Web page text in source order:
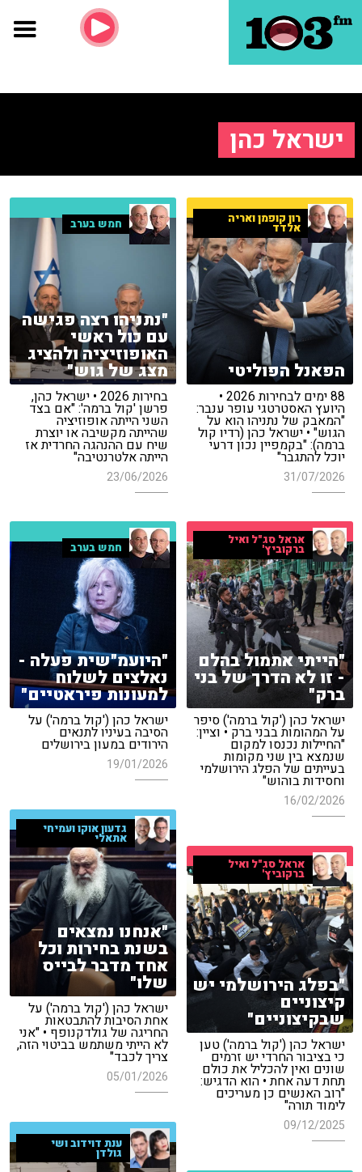
ישראל כהן
רון קופמן ואריה
אלדד
הפאנל הפוליטי
88 ימים לבחירות 2026 •
היועץ האסטרטגי עופר ענבר:
"המאבק של נתניהו הוא על
הגוש" • ישראל כהן (רדיו קול
ברמה): "בקמפיין נכון דרעי
יוכל להתגבר"
31/07/2026
חמש בערב
"נתניהו רצה פגישה
עם כול ראשי
האופוזיציה ולהציג
מצג של גוש"
בחירות 2026 • ישראל כהן,
פרשן 'קול ברמה': "אם בצד
השני הייתה אופוזיציה
שהייתה מקשיבה או יוצרת
שיח עם ההנהגה החרדית אז
הייתה אלטרנטיבה"
23/06/2026
אראל סג"ל ואיל
ברקוביץ'
"הייתי אתמול בהלם
- זו לא הדרך של בני
ברק"
ישראל כהן ('קול ברמה') סיפר
על המהומות בבני ברק • וציין:
"החיילות נכנסו למקום
שנמצא בין שני מקומות
בעייתים של הפלג הירושלמי
וחסידות בוהוש"
16/02/2026
חמש בערב
"היועמ"שית פעלה -
נאלצים לשלוח
למעונות פיראטיים"
ישראל כהן ('קול ברמה') על
הסיבה בעיניו לתנאים
הירודים במעון בירושלים
19/01/2026
גדעון אוקו ועמיחי
אתאלי
"אנחנו נמצאים
בשנת בחירות וכל
אחד מדבר לבייס
שלו"
ישראל כהן ('קול ברמה') על
אחת הסיבות להתבטאות
החריגה של גולדקנופף • "אני
לא הייתי משתמש בביטוי הזה,
צריך לכבד"
05/01/2026
אראל סג"ל ואיל
ברקוביץ'
"בפלג הירושלמי יש
קיצוניים
שבקיצוניים"
ישראל כהן ('קול ברמה') טען
כי בציבור החרדי יש זרמים
שונים ואין להכליל את כולם
תחת דעה אחת • הוא הדגיש:
"רוב האנשים כן מעריכים
לימוד תורה"
09/12/2025
ענת דוידוב ושי
גולדן